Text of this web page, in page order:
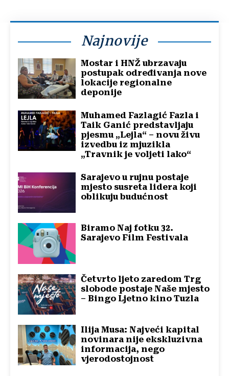
Najnovije
Mostar i HNŽ ubrzavaju
postupak određivanja nove
lokacije regionalne
deponije
Muhamed Fazlagić Fazla i
Taik Ganić predstavljaju
pjesmu „Lejla“ – novu živu
izvedbu iz mjuzikla
„Travnik je voljeti lako“
Sarajevo u rujnu postaje
mjesto susreta lidera koji
oblikuju budućnost
Biramo Naj fotku 32.
Sarajevo Film Festivala
Četvrto ljeto zaredom Trg
slobode postaje Naše mjesto
– Bingo Ljetno kino Tuzla
Ilija Musa: Najveći kapital
novinara nije ekskluzivna
informacija, nego
vjerodostojnost